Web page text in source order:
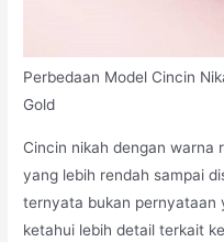
Perbedaan Model Cincin
Gold
Cincin nikah dengan warna
yang lebih rendah sampai
ternyata bukan pernyataan
ketahui lebih detail terkait